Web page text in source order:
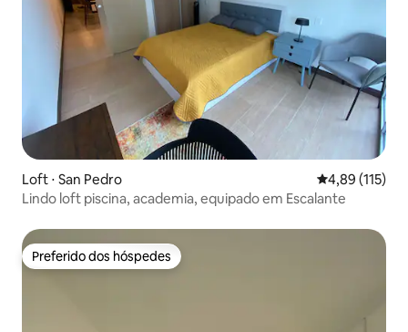
Loft ⋅ San Pedro 4,89 de uma
4,89 (115)
Lindo loft piscina, academia, equipado em Escalante
Preferido dos hóspedes
Preferido dos hóspedes